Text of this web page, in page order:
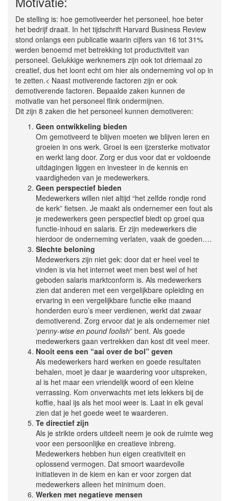
De stelling is: hoe gemotiveerder het personeel, hoe beter
het bedrijf draait. In het tijdschrift Harvard Business Review
stond onlangs een publicatie waarin cijfers van 16 tot 31%
werden benoemd met betrekking tot productiviteit van
personeel. Gelukkige werknemers zijn ook tot driemaal zo
creatief, dus het loont echt om hier als onderneming vol op in
te zetten.< Naast motiverende factoren zijn er ook
demotiverende factoren. Bepaalde zaken kunnen de
motivatie van het personeel flink ondermijnen.
Dit zijn 8 zaken die het personeel kunnen demotiveren:
Geen ontwikkeling bieden
Om gemotiveerd te blijven moeten we blijven leren en
groeien in ons werk. Groei is een ijzersterke motivator
en werkt lang door. Zorg er dus voor dat er voldoende
uitdagingen liggen en investeer in de kennis en
vaardigheden van je medewerkers.
Geen perspectief bieden
Medewerkers willen niet altijd “het zelfde rondje rond
de kerk” fietsen. Je maakt als ondernemer een fout als
je medewerkers geen perspectief biedt op groei qua
functie-inhoud en salaris. Er zijn medewerkers die
hierdoor de onderneming verlaten, vaak de goeden….
Slechte beloning
Medewerkers zijn niet gek: door dat er heel veel te
vinden is via het internet weet men best wel of het
geboden salaris marktconform is. Als medewerkers
zien dat anderen met een vergelijkbare opleiding en
ervaring in een vergelijkbare functie elke maand
honderden euro’s meer verdienen, werkt dat zwaar
demotiverend. Zorg ervoor dat je als ondernemer niet
‘penny-wise en pound foolish” bent. Als goede
medewerkers gaan vertrekken dan kost dit veel meer.
Nooit eens een “aai over de bol” geven
Als medewerkers hard werken en goede resultaten
behalen, moet je daar je waardering voor uitspreken,
al is het maar een vriendelijk woord of een kleine
verrassing. Kom onverwachts met iets lekkers bij de
koffie, haal ijs als het mooi weer is. Laat in elk geval
zien dat je het goede weet te waarderen.
Te directief zijn
Als je strikte orders uitdeelt neem je ook de ruimte weg
voor een persoonlijke en creatieve inbreng.
Medewerkers hebben hun eigen creativiteit en
oplossend vermogen. Dat smoort waardevolle
initiatieven in de kiem en kan er voor zorgen dat
medewerkers alleen het minimum doen.
Werken met negatieve mensen